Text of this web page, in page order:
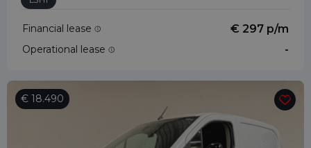
Financial lease € 297 p/m
Operational lease -
€ 18.490